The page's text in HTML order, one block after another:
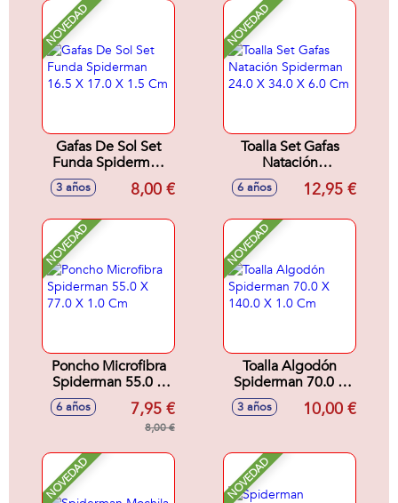
NOVEDAD
Gafas De Sol Set
Funda Spiderman
16.5 X 17.0 X 1.5
3 años 8,00 €
NOVEDAD
Toalla Set Gafas
Natación
Spiderman 24.0 X
34.0 X 6.0 Cm
6 años 12,95 €
NOVEDAD
Poncho Microfibra
Spiderman 55.0 X
77.0 X 1.0 Cm
6 años 7,95 €
8,00 €
NOVEDAD
Toalla Algodón
Spiderman 70.0 X
140.0 X 1.0 Cm
3 años 10,00 €
NOVEDAD NOVEDAD